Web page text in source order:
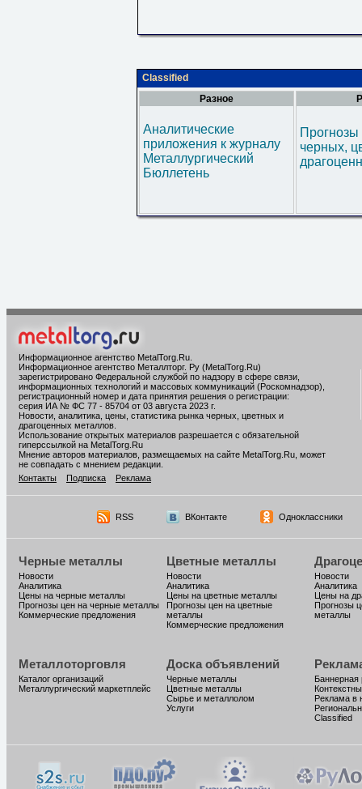
Classified
Разное
Аналитические
приложения к журналу
Металлургический
Бюллетень
черных,
Информационное агентство MetalTorg.Ru
Информационное агентство Металлторг. Ру (MetalTorg.Ru)
зарегистрировано Федеральной службой по надзору в сфере связи,
информационных технологий и массовых коммуникаций (Роскомнадзор),
регистрационный номер и дата принятия решения о регистрации:
серия ИА № ФС 77 - 85704 от 03 августа 2023 г.
Новости, аналитика, цены, статистика рынка черных, цветных и
драгоценных металлов.
Использование открытых материалов разрешается с обязательной
гиперссылкой на MetalTorg.Ru
Мнение авторов материалов, размещаемых на сайте MetalTorg.Ru, может
не совпадать с мнением редакции.
Контакты
Подписка Реклама
RSS ВКонтакте Одноклассники
Черные металлы
Новости
Аналитика
Цены на черные металлы
Прогнозы цен на черные металлы
Коммерческие предложения
Цветные металлы
Новости
Аналитика
Цены на цветные металлы
Прогнозы цен на цветные
металлы
Коммерческие предложения
Новости
Аналитика
Цены на
Прогнозы
металлы
Металлоторговля
Каталог организаций
Металлургический маркетплейс
Доска объявлений
Черные металлы
Цветные металлы
Сырье и металлолом
Услуги
Баннерная
Реклама в
Classified